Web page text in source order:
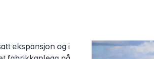
ekspansjon og i